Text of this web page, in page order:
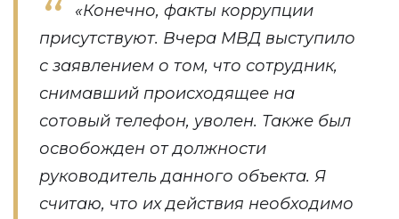
«Конечно, факты коррупции
присутствуют. Вчера МВД выступило
с заявлением о том, что сотрудник,
снимавший происходящее на
сотовый телефон, уволен. Также был
освобожден от должности
руководитель данного объекта. Я
считаю, что их действия необходимо